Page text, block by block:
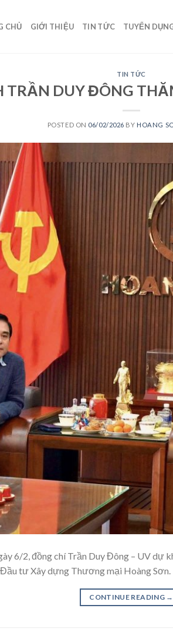
CHỦ GIỚI THIỆU TIN TỨC TUYỂN
TIN TỨC
TRẦN DUY ĐÔNG
POSTED ON 06/02/2026 BY HOANG
6/2, đồng chí Trần Duy Đông – UV
tư Xây dựng Thương mại Hoàng
CONTINUE READING →